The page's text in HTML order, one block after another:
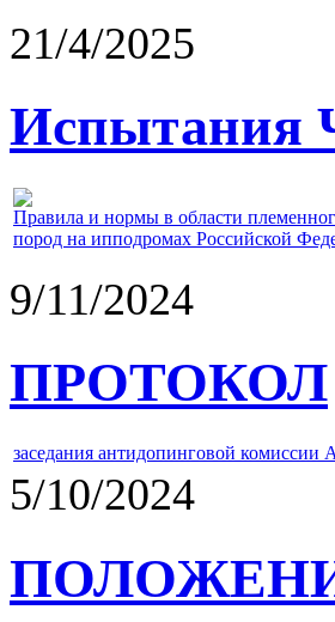
21/4/2025
Испытания
Правила и нормы в области
пород на ипподромах Российской
9/11/2024
ПРОТОКОЛ
заседания антидопинговой
5/10/2024